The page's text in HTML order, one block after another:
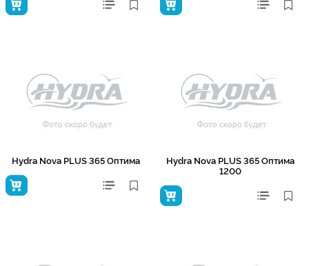
Hydra Nova PLUS 365 Оптима
Hydra Nova PLUS 365 Оптима
1200